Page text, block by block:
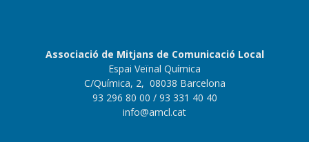
Associació de Mitjans de Comunicació Local
Espai Veïnal Química
C/Química, 2, 08038 Barcelona
93 296 80 00 / 93 331 40 40
info@amcl.cat